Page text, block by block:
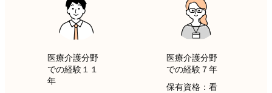
医療介護分野
での経験１１
年
医療介護分野
での経験７年
保有資格：看